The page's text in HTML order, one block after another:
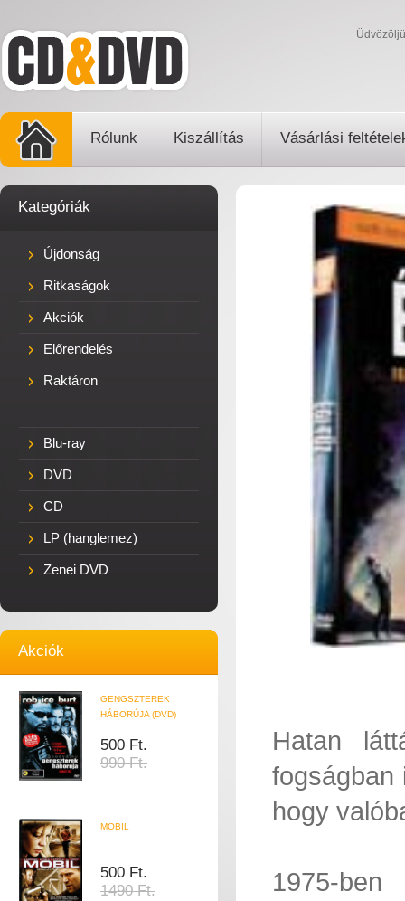
Rólunk Kiszállítás Vásárlási
Kategóriák
Újdonság
Ritkaságok
Akciók
Előrendelés
Raktáron
Blu-ray
DVD
CD
LP (hanglemez)
Zenei DVD
Akciók
GENGSZTEREK
HÁBORÚJA (DVD)
500 Ft.
990 Ft.
MOBIL
500 Ft.
1490 Ft.
Hatan
fogságban
hogy
1975-